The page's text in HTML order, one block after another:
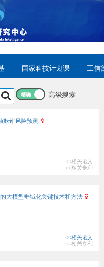
国家科技计划课
工信
精确 高级搜索
欺诈风险预测
<<相关论文
<<相关专利
大模型垂域化关键技术和方法
<<相关论文
<<相关专利